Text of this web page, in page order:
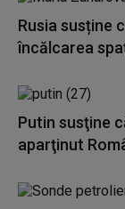
Rusia susține
încălcarea
Putin susţine
aparţinut